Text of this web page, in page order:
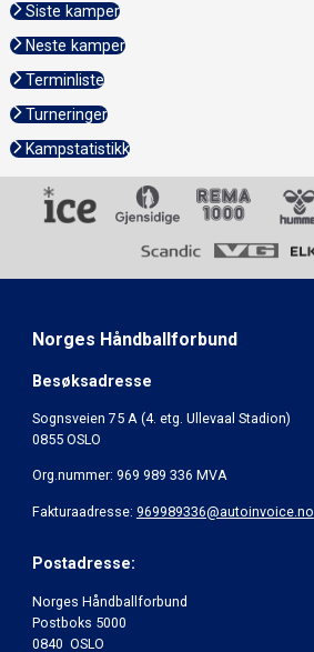
Siste kamper
Neste kamper
Terminliste
Turneringer
Kampstatistikk
Norges Håndballforbund
Besøksadresse
Sognsveien 75 A (4. etg. Ullevaal Stadion)
0855 OSLO
Org.nummer: 969 989 336 MVA
Fakturaadresse: 969989336@autoinvoice.no
Postadresse:
Norges Håndballforbund
Postboks 5000
0840 OSLO